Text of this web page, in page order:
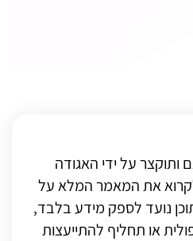
ותוקצר על ידי האגודה
את המאמר המלא על
נועד לספק מידע בלבד,
או תחליף להתייעצות